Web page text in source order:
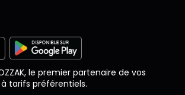
le premier partenaire de vos
tarifs préférentiels.